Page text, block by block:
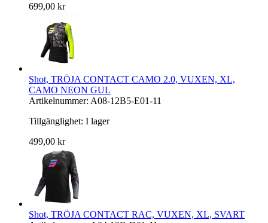
699,00 kr
Shot, TRÖJA CONTACT CAMO 2.0, VUXEN, XL,
CAMO NEON GUL
Artikelnummer: A08-12B5-E01-11
Tillgänglighet: I lager
499,00 kr
Shot, TRÖJA CONTACT RAC, VUXEN, XL, SVART